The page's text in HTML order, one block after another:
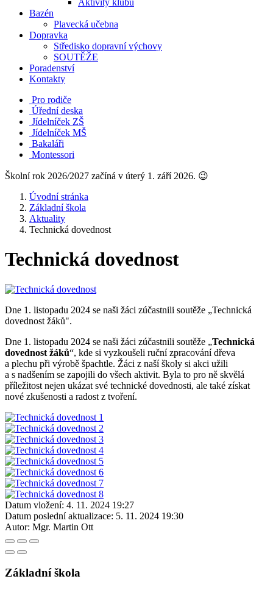
Aktivity klubu
Bazén
Plavecká učebna
Dopravka
Středisko dopravní výchovy
SOUTĚŽE
Poradenství
Kontakty
Pro rodiče
Úřední deska
Jídelníček ZŠ
Jídelníček MŠ
Bakaláři
Montessori
Školní rok 2026/2027 začíná v úterý 1. září 2026. 😉
Úvodní stránka
Základní škola
Aktuality
Technická dovednost
Technická dovednost
Dne 1. listopadu 2024 se naši žáci zúčastnili soutěže „Technická
dovednost žáků".
Dne 1. listopadu 2024 se naši žáci zúčastnili soutěže „Technická
dovednost žáků“, kde si vyzkoušeli ruční zpracování dřeva
a plechu při výrobě špachtle. Žáci z naší školy si akci užili
a s nadšením se zapojili do všech aktivit. Byla to pro ně skvělá
příležitost nejen ukázat své technické dovednosti, ale také získat
nové zkušenosti a radost z tvoření.
Datum vložení: 4. 11. 2024 19:27
Datum poslední aktualizace: 5. 11. 2024 19:30
Autor: Mgr. Martin Ott
Základní škola